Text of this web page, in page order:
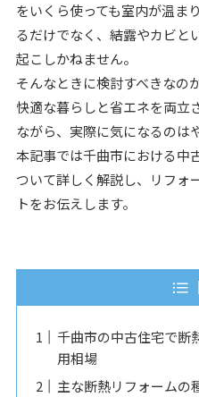
をいくら使っても室内が温ま
るだけでなく、結露やカビと
起こしかねません。
そんなときに検討すべきなの
快適な暮らしと省エネを両立
ながら、実際に気になるのは
本記事では千曲市における中
ついて詳しく解説し、リフォ
トをお伝えします。
千曲市の中古住宅で断
用相場
主な断熱リフォームの